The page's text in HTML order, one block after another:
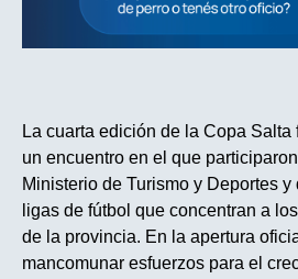
La cuarta edición de la Copa Salta
un encuentro en el que
Ministerio de Turismo y Deportes
ligas de fútbol que concentran a
de la provincia. En la apertura
mancomunar esfuerzos para el